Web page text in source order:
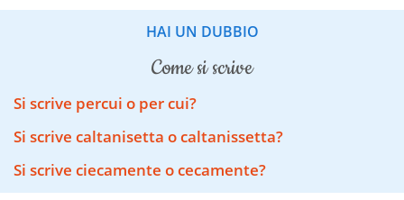
HAI UN DUBBIO
come si scrive
Si scrive percui o per cui?
Si scrive caltanisetta o caltanissetta?
Si scrive ciecamente o cecamente?